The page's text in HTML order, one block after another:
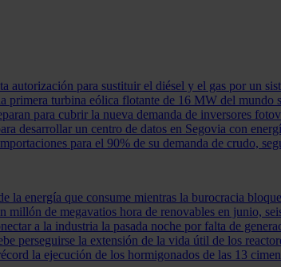
autorización para sustituir el diésel y el gas por un
primera turbina eólica flotante de 16 MW del mundo
para cubrir la nueva demanda de inversores
desarrollar un centro de datos en Segovia con
para el 90% de su demanda de crudo,
la energía que consume mientras la burocracia
millón de megavatios hora de renovables en junio,
a la industria la pasada noche por falta de
perseguirse la extensión de la vida útil de los
la ejecución de los hormigonados de las 13